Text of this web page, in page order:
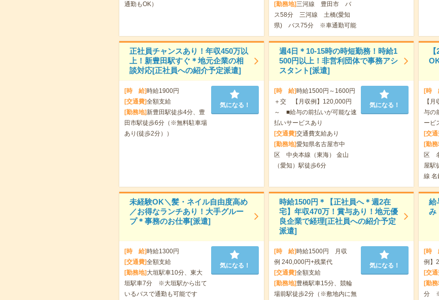
通勤もOK）
[勤務地]三河線 豊田市 バ
ス58分 三河線 土橋(愛知
県) バス75分 ※車通勤可能
正社員チャンスあり！年収450万以
上！新豊田駅すぐ＊地元企業の相
談対応[正社員への紹介予定派遣]
[時 給]時給1900円
[交通費]全額支給
[勤務地]新豊田駅徒歩4分、豊
田市駅徒歩6分（※無料駐車場
あり(徒歩2分））
気になる！
週4日＊10-15時の時短勤務！時給1
500円以上！非営利団体で事務アシ
スタント[派遣]
[時 給]時給1500円～1600円
＋交 【月収例】120,000円
～ ■給与の前払いが可能な速
払いサービスあり
[交通費]交通費支給あり
[勤務地]愛知県名古屋市中
区 中央本線（東海） 金山
（愛知）駅徒歩6分
気になる！
[時
【
与の
ービ
[交通
[勤務
区
屋駅
線 名
未経験OK＼髪・ネイル自由度高め
／お得なランチあり！大手グルー
プ＊事務のお仕事[派遣]
[時 給]時給1300円
[交通費]全額支給
[勤務地] 大垣駅車10分、東大
垣駅車7分 ※大垣駅から出て
いるバスで通勤も可能です
気になる！
時給1500円＊【正社員へ＊週2在
宅】年収470万！賞与あり！地元優
良企業で経理[正社員への紹介予定
派遣]
[時 給]時給1500円 月収
例 240,000円+残業代
[交通費]全額支給
[勤務地] 豊橋駅車15分、競輪
場前駅徒歩2分（※敷地内に無
気になる！
給
み
[時
例】
[交通
[勤務
分 ※